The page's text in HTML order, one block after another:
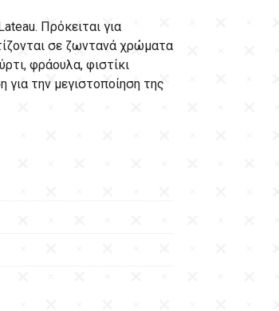
Πρόκειται για
σε ζωντανά χρώματα
φράουλα, φιστίκι
για την μεγιστοποίηση της